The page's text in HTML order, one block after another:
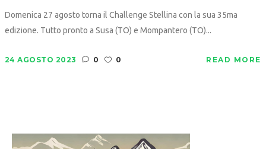
Domenica 27 agosto torna il Challenge Stellina con la sua 35ma
edizione. Tutto pronto a Susa (TO) e Mompantero (TO)...
24 AGOSTO 2023 0 0 READ MORE